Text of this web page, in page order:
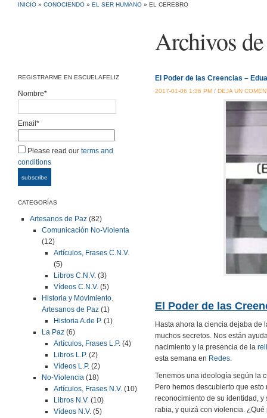
INICIO » CONOCIENDO » EL SER HUMANO » EL CEREBRO
Archivos
REGISTRARME EN ESCUELAFELIZ
Nombre*
Email*
Please read our terms and
conditions
CATEGORÍAS
Artesanos de Paz (82)
Comunicación No-Violenta
(12)
Artículos, Frases C.N.V.
(5)
Libros C.N.V. (3)
Vídeos C.N.V. (5)
Historia y Movimiento.
Artesanos de Paz (1)
Historia A.de P. (1)
La Paz (6)
Artículos, Frases L.P. (4)
Libros L.P. (2)
Vídeos L.P. (2)
No-Violencia (18)
Artículos, Frases N.V. (10)
Libros N.V. (10)
Vídeos N.V. (5)
El Poder de las Creencias –
2017-01-06 1:36 PM / DEJA UN
El Poder de las
Hasta ahora la ciencia dejaba de
muchos secretos. Nos están
nacimiento y la presencia de la
esta semana en Redes.
Tenemos una ideología según la
Pero hemos descubierto que
reconocimiento de su identidad,
rabia, y quizá con violencia.